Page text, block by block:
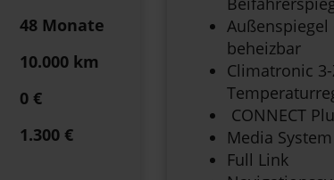
48 Monate
10.000 km
0 €
1.300 €
beheizbar
Climatronic
CONNECT
Media
Full Link